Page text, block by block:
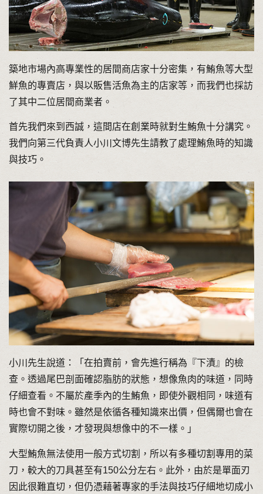
築地市場內高專業性的居間商店家十分密集，有鮪魚等大型
鮮魚的專賣店，與以販售活魚為主的店家等，而我們也採訪
了其中二位居間商業者。
首先我們來到西誠，這間店在創業時就對生鮪魚十分講究。
我們向第三代負責人小川文博先生請教了處理鮪魚時的知識
與技巧。
小川先生說道：「在拍賣前，會先進行稱為『下漬』的檢
查。透過尾巴剖面確認脂肪的狀態，想像魚肉的味道，同時
仔細查看。不屬於產季內的生鮪魚，即使外觀相同，味道有
時也會不對味。雖然是依循各種知識來出價，但偶爾也會在
實際切開之後，才發現與想像中的不一樣。」
大型鮪魚無法使用一般方式切割，所以有多種切割專用的菜
刀，較大的刀具甚至有150公分左右。此外，由於是單面刃
因此很難直切，但仍憑藉著專家的手法與技巧仔細地切成小